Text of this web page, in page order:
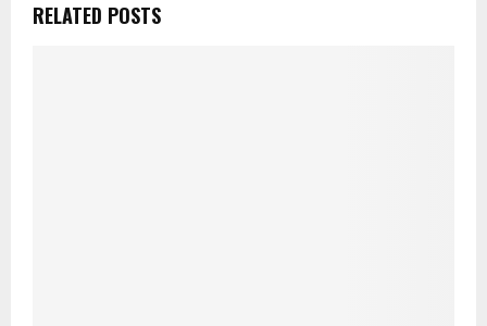
RELATED POSTS